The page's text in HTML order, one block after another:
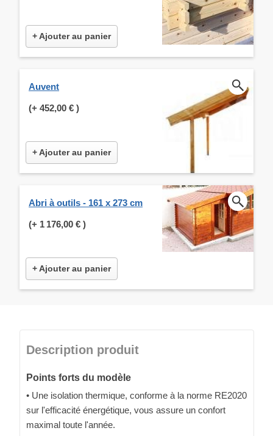
+ Ajouter au panier
Auvent
(+ 452,00 € )
+ Ajouter au panier
Abri à outils - 161 x 273 cm
(+ 1 176,00 € )
+ Ajouter au panier
Description produit
Points forts du modèle
• Une isolation thermique, conforme à la norme RE2020
sur l'efficacité énergétique, vous assure un confort
maximal toute l'année.